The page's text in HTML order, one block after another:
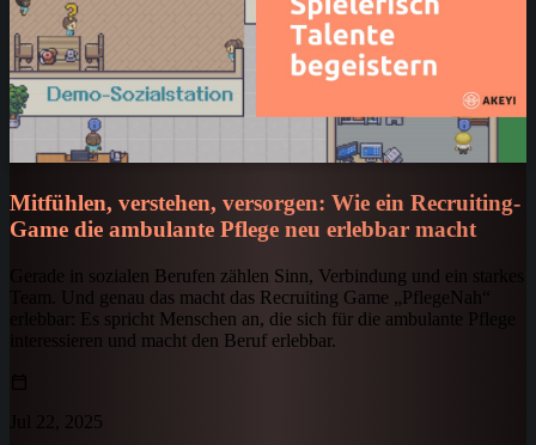
Mitfühlen, verstehen, versorgen: Wie ein Recruiting-
Game die ambulante Pflege neu erlebbar macht
Gerade in sozialen Berufen zählen Sinn, Verbindung und ein starkes
Team. Und genau das macht das Recruiting Game „PflegeNah“
erlebbar: Es spricht Menschen an, die sich für die ambulante Pflege
interessieren und macht den Beruf erlebbar.
Jul 22, 2025